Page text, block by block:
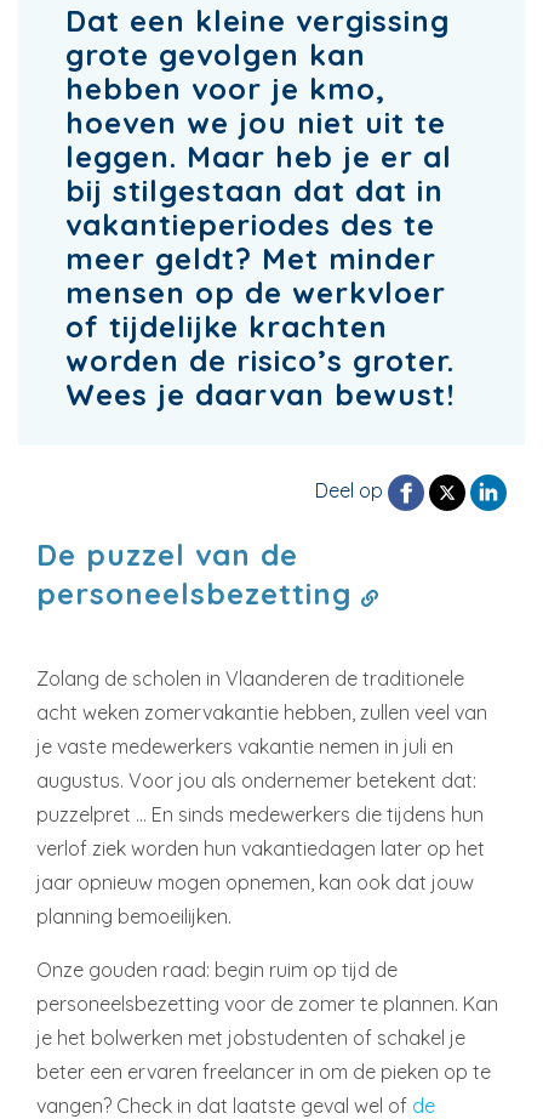
Dat een kleine vergissing
grote gevolgen kan
hebben voor je kmo,
hoeven we jou niet uit te
leggen. Maar heb je er al
bij stilgestaan dat dat in
vakantieperiodes des te
meer geldt? Met minder
mensen op de werkvloer
of tijdelijke krachten
worden de risico’s groter.
Wees je daarvan bewust!
Deel op
De puzzel van de
personeelsbezetting
Zolang de scholen in Vlaanderen de traditionele
acht weken zomervakantie hebben, zullen veel van
je vaste medewerkers vakantie nemen in juli en
augustus. Voor jou als ondernemer betekent dat:
puzzelpret … En sinds medewerkers die tijdens hun
verlof ziek worden hun vakantiedagen later op het
jaar opnieuw mogen opnemen, kan ook dat jouw
planning bemoeilijken.
Onze gouden raad: begin ruim op tijd de
personeelsbezetting voor de zomer te plannen. Kan
je het bolwerken met jobstudenten of schakel je
beter een ervaren freelancer in om de pieken op te
vangen? Check in dat laatste geval wel of de